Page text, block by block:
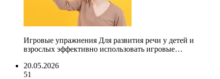
Игровые упражнения Для развития речи у детей и
взрослых эффективно использовать игровые…
20.05.2026
51